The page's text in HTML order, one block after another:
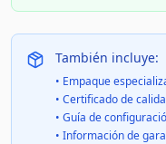
También incluye:
• Empaque
• Certificado de
• Guía de
• Información de